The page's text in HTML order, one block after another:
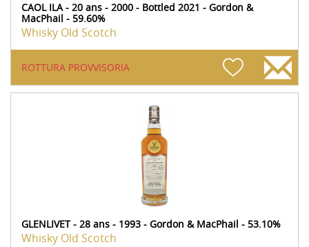
CAOL ILA - 20 ans - 2000 - Bottled 2021 - Gordon &
MacPhail - 59.60%
Whisky Old Scotch
ROTTURA PROVVISORIA
GLENLIVET - 28 ans - 1993 - Gordon & MacPhail - 53.10%
Whisky Old Scotch